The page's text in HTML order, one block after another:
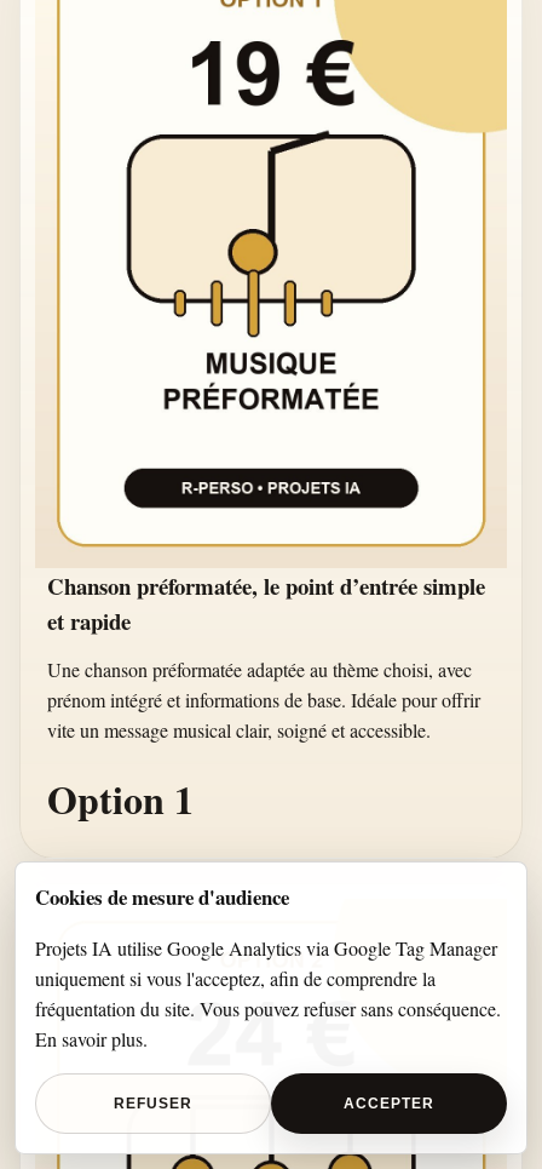
Chanson préformatée, le point d’entrée simple
et rapide
Une chanson préformatée adaptée au thème choisi, avec
prénom intégré et informations de base. Idéale pour offrir
vite un message musical clair, soigné et accessible.
Option 1
Cookies de mesure d'audience
Projets IA utilise Google Analytics via Google Tag Manager
uniquement si vous l'acceptez, afin de comprendre la
fréquentation du site. Vous pouvez refuser sans conséquence.
En savoir plus.
REFUSER ACCEPTER